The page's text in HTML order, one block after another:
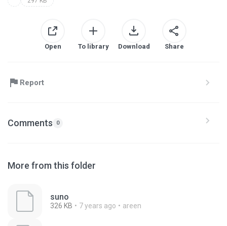
Open To library Download Share
Report
Comments 0
More from this folder
suno
326 KB 7 years ago areen